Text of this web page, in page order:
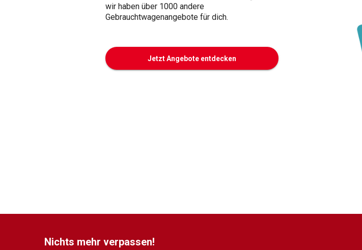
wir haben über 1000 andere
Gebrauchtwagenangebote für dich.
Jetzt Angebote entdecken
Nichts mehr verpassen!